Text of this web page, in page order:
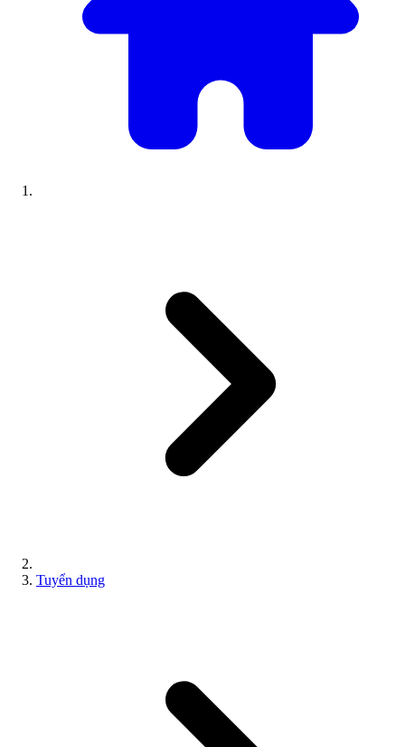
Tuyển dụng